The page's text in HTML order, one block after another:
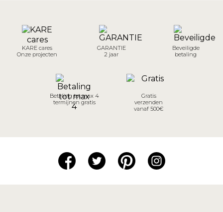
KARE cares
Onze projecten
GARANTIE
2 jaar
Beveiligde
betaling
Betaling tot max 4
termijnen gratis
Gratis
verzenden
vanaf 500€